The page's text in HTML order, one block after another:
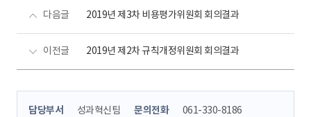
다음글 2019년 제3차 비용평가위원회 회의결과
이전글 2019년 제2차 규칙개정위원회 회의결과
콘
담당부서 성과혁신팀 문의전화 061-330-8186